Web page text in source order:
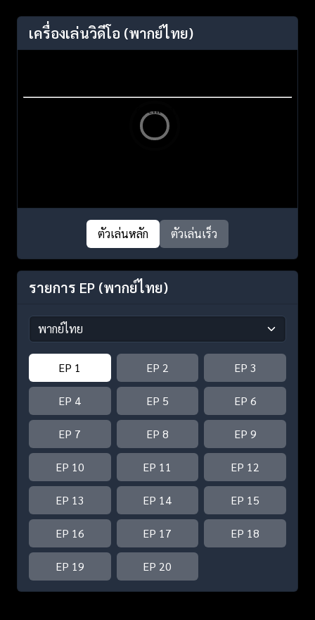
เครื่องเล่นวิดีโอ (พากย์ไทย)
ตัวเล่นหลัก ตัวเล่นเร็ว
รายการ EP (พากย์ไทย)
EP 1 EP 2 EP 3
EP 4 EP 5 EP 6
EP 7 EP 8 EP 9
EP 10 EP 11 EP 12
EP 13 EP 14 EP 15
EP 16 EP 17 EP 18
EP 19 EP 20